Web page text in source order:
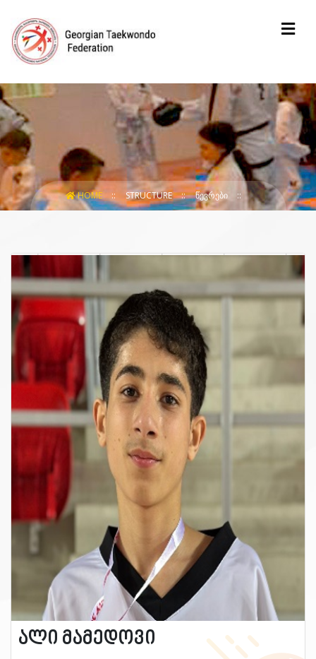
HOME STRUCTURE ᲬᲔᲕᲠᲔᲑᲘ
ალი მამედოვი